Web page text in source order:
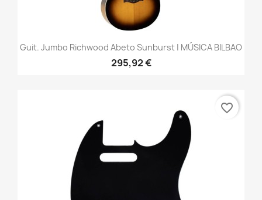
Guit. Jumbo Richwood Abeto Sunburst | MÚSICA BILBAO
295,92 €
favorite_border